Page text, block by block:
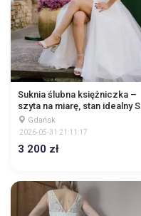
Suknia ślubna księżniczka –
szyta na miarę, stan idealny S
(160cm)
Gdańsk
2026-05-31 21:11:17
3 200 zł